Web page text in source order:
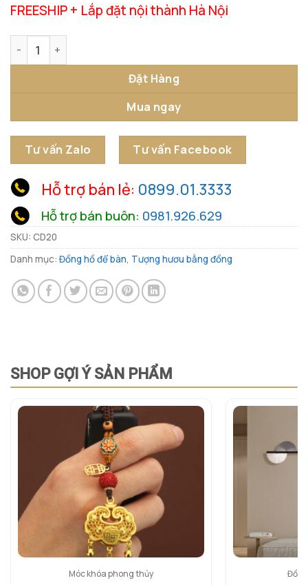
FREESHIP + Lắp đặt nội thành Hà Nội
Đồng Hồ Hươu Để Bàn Luxury số lượng
Đặt Hàng
Mua ngay
Tư vấn Zalo Tư vấn Facebook
Hỗ trợ bán lẻ: 0899.01.3333
Hỗ trợ bán buôn: 0981.926.629
SKU: CD20
Danh mục: Đồng hồ để bàn, Tượng hươu bằng đồng
SHOP GỢI Ý SẢN PHẨM
Móc khóa phong thủy